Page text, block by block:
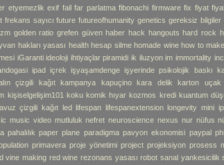
etyemezlik exif fail far parlatma fibonachi firmware fix fiyat
frekans sayıcı future futureofhumanity genetics gereksiz bilgiler
golden ratio grefen güven haber hack hangouts hard rock
hakları yasası health hesap silme homade wine how to
iGaranti ideoloji ihtiyaçlar piramidi ik iluzyon im immortality
ipad içrek işyaşamdenge işyerinde psikolojik baskı
çizgili kağıt kampanya kapuçino kara delik karton uçak
kişiselgelişim101 koku komik hıyar kozmos kredi kuantum
çizgili kağıt led lifespan lifespanextension longevity mini
music video mutluluk nefret neuroscience nexus nur nüfus
pahalılık paper plane paradigma pavyon ekonomisi paypal phi
primavera proje yönetimi project projeksiyon prosess
vine making red wine rezonans yasası robot sanal yankesicilik